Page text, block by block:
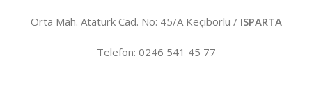
Orta Mah. Atatürk Cad. No: 45/A Keçiborlu / ISPARTA
Telefon: 0246 541 45 77